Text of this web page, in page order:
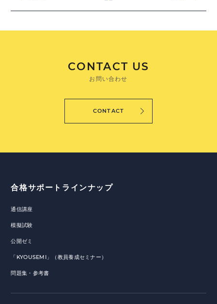
CONTACT US
お問い合わせ
CONTACT
合格サポートラインナップ
通信講座
模擬試験
公開ゼミ
「KYOUSEMI」（教員養成セミナー）
問題集・参考書